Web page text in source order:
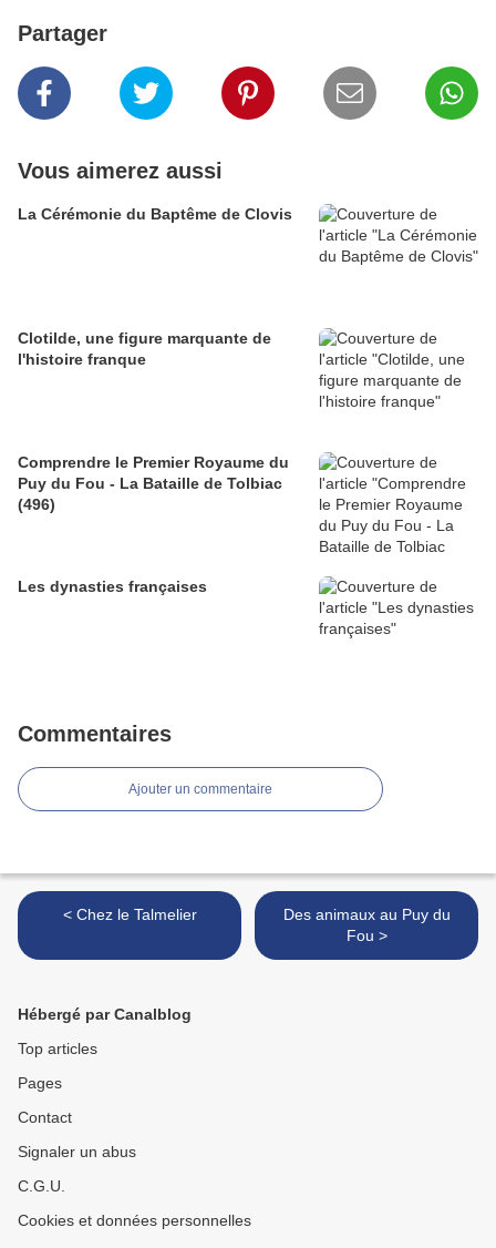
Partager
Vous aimerez aussi
La Cérémonie du Baptême de Clovis
Clotilde, une figure marquante de
l'histoire franque
Comprendre le Premier Royaume du
Puy du Fou - La Bataille de Tolbiac
(496)
Les dynasties françaises
Commentaires
Ajouter un commentaire
< Chez le Talmelier
Des animaux au Puy du
Fou >
Hébergé par Canalblog
Top articles
Pages
Contact
Signaler un abus
C.G.U.
Cookies et données personnelles